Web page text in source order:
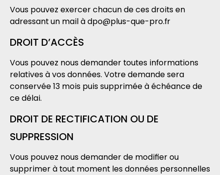
Vous pouvez exercer chacun de ces droits en
adressant un mail àdpo@plus-que-pro.fr
DROIT D’ACCÈS
Vous pouvez nous demander toutes informations
relatives à vos données. Votre demande sera
conservée 13 mois puis supprimée à échéance de
ce délai.
DROIT DE RECTIFICATION OU DE
SUPPRESSION
Vous pouvez nous demander de modifier ou
supprimer à tout moment les données personnelles